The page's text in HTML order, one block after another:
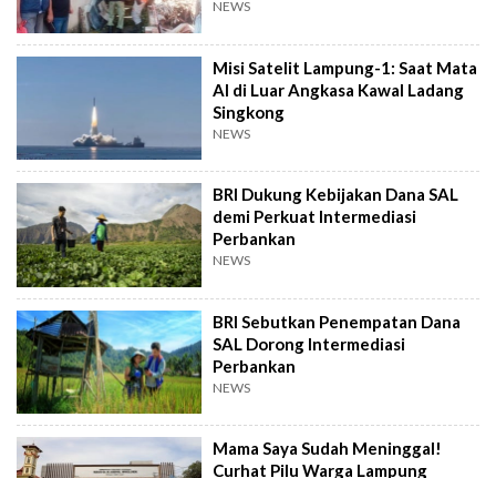
NEWS
Misi Satelit Lampung-1: Saat Mata
AI di Luar Angkasa Kawal Ladang
Singkong
NEWS
BRI Dukung Kebijakan Dana SAL
demi Perkuat Intermediasi
Perbankan
NEWS
BRI Sebutkan Penempatan Dana
SAL Dorong Intermediasi
Perbankan
NEWS
Mama Saya Sudah Meninggal!
Curhat Pilu Warga Lampung